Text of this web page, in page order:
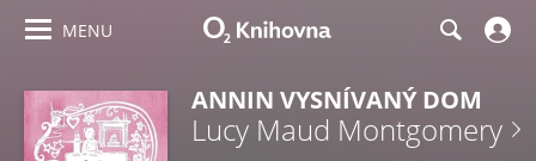
MENU
ANNIN VYSNÍVANÝ DOM
Lucy Maud Montgomery